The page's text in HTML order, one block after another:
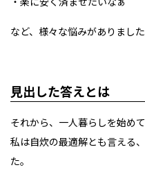
など、様々な悩みがありました
見出した答えとは
それから、一人暮らしを始めて
私は自炊の最適解とも言える
た。